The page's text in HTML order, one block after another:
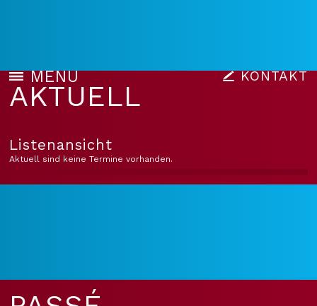
MENU KONTAKT
AKTUELL
Listenansicht
Aktuell sind keine Termine vorhanden.